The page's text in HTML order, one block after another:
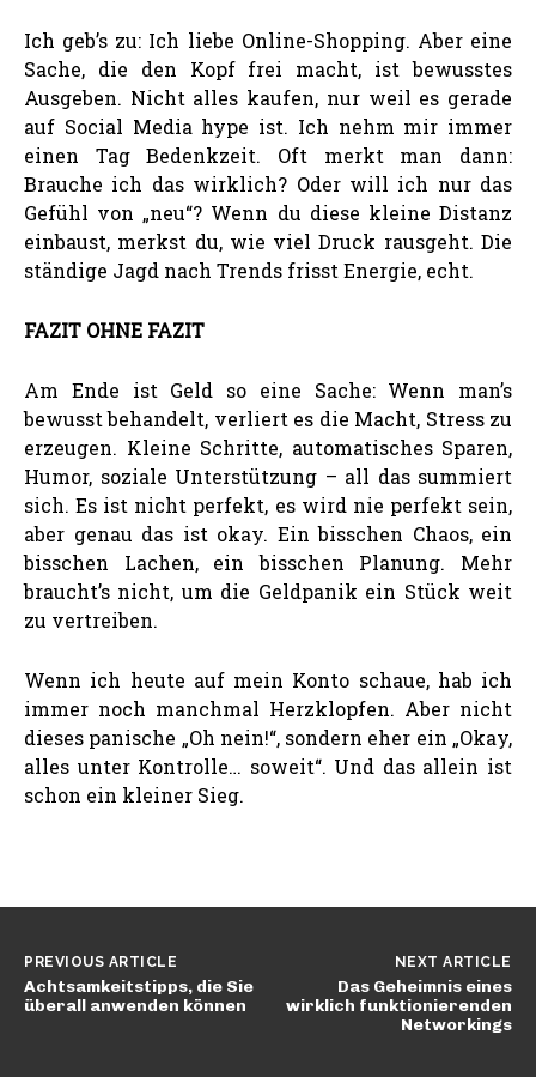
Ich geb’s zu: Ich liebe Online-Shopping. Aber eine
Sache, die den Kopf frei macht, ist bewusstes
Ausgeben. Nicht alles kaufen, nur weil es gerade
auf Social Media hype ist. Ich nehm mir immer
einen Tag Bedenkzeit. Oft merkt man dann:
Brauche ich das wirklich? Oder will ich nur das
Gefühl von „neu“? Wenn du diese kleine Distanz
einbaust, merkst du, wie viel Druck rausgeht. Die
ständige Jagd nach Trends frisst Energie, echt.
FAZIT OHNE FAZIT
Am Ende ist Geld so eine Sache: Wenn man’s
bewusst behandelt, verliert es die Macht, Stress zu
erzeugen. Kleine Schritte, automatisches Sparen,
Humor, soziale Unterstützung – all das summiert
sich. Es ist nicht perfekt, es wird nie perfekt sein,
aber genau das ist okay. Ein bisschen Chaos, ein
bisschen Lachen, ein bisschen Planung. Mehr
braucht’s nicht, um die Geldpanik ein Stück weit
zu vertreiben.
Wenn ich heute auf mein Konto schaue, hab ich
immer noch manchmal Herzklopfen. Aber nicht
dieses panische „Oh nein!“, sondern eher ein „Okay,
alles unter Kontrolle… soweit“. Und das allein ist
schon ein kleiner Sieg.
PREVIOUS ARTICLE
Achtsamkeitstipps, die Sie
überall anwenden können
NEXT ARTICLE
Das Geheimnis eines
wirklich funktionierenden
Networkings